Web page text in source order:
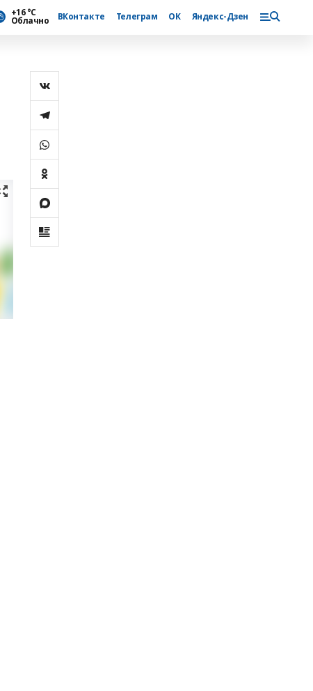
+16 °С
Облачно ВКонтакте Телеграм ОК Яндекс-Дзен